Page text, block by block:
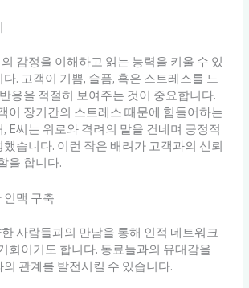
감정을 이해하고 읽는 능력을 키울 수 있
. 고객이 기쁨, 슬픔, 혹은 스트레스를 느
응을 적절히 보여주는 것이 중요합니다.
이 장기간의 스트레스 때문에 힘들어하는
E씨는 위로와 격려의 말을 건네며 긍정적
습니다. 이런 작은 배려가 고객과의 신뢰
을 합니다.
인맥 구축
사람들과의 만남을 통해 인적 네트워크
회이기도 합니다. 동료들과의 유대감을
관계를 발전시킬 수 있습니다.